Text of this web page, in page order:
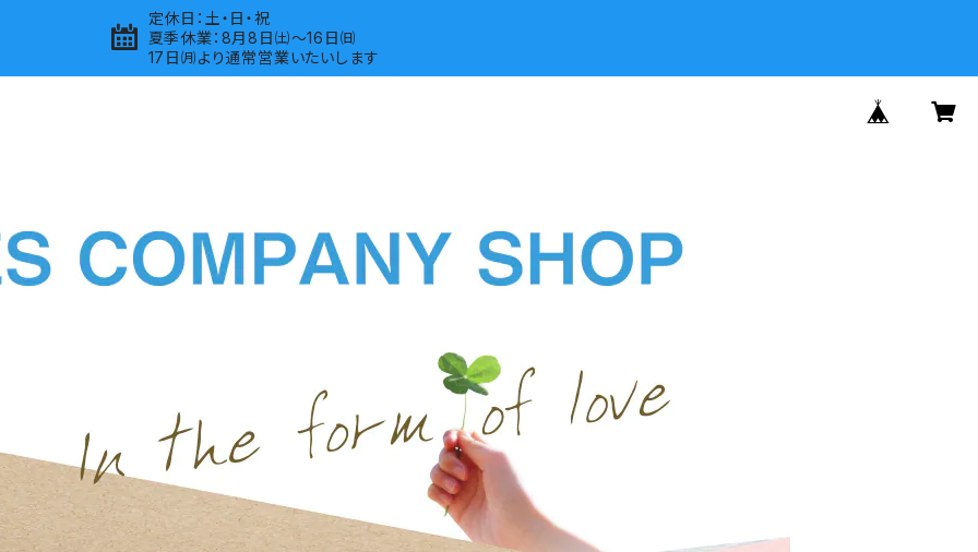
定休日：土・日・祝
夏季休業：8月8日㈯～16日㈰
17日㈪より通常営業いたいします